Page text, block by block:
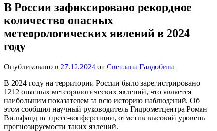
В России зафиксировано рекордное
количество опасных
метеорологических явлений в 2024
году
Опубликовано в 27.12.2024 от Светлана Галдобина
В 2024 году на территории России было зарегистрировано
1212 опасных метеорологических явлений, что является
наибольшим показателем за всю историю наблюдений. Об
этом сообщил научный руководитель Гидрометцентра Роман
Вильфанд на пресс-конференции, отметив высокий уровень
прогнозируемости таких явлений.